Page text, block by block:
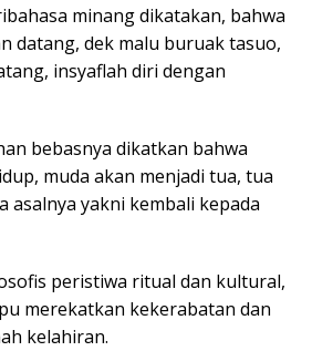
minang dikatakan, bahwa
datang, dek malu buruak tasuo,
insyaflah diri dengan
bebasnya dikatkan bahwa
muda akan menjadi tua, tua
asalnya yakni kembali kepada
peristiwa ritual dan kultural,
merekatkan kekerabatan dan
kelahiran.